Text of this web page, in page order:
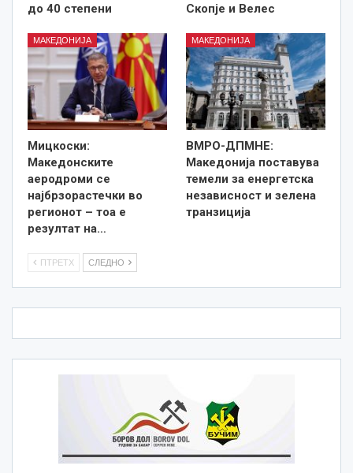
до 40 степени
Скопје и Велес
МАКЕДОНИЈА
Мицкоски:
Македонските
аеродроми се
најбрзорастечки во
регионот – тоа е
резултат на…
МАКЕДОНИЈА
ВМРО-ДПМНЕ:
Македонија поставува
темели за енергетска
независност и зелена
транзиција
ПТРЕТХ СЛЕДНО